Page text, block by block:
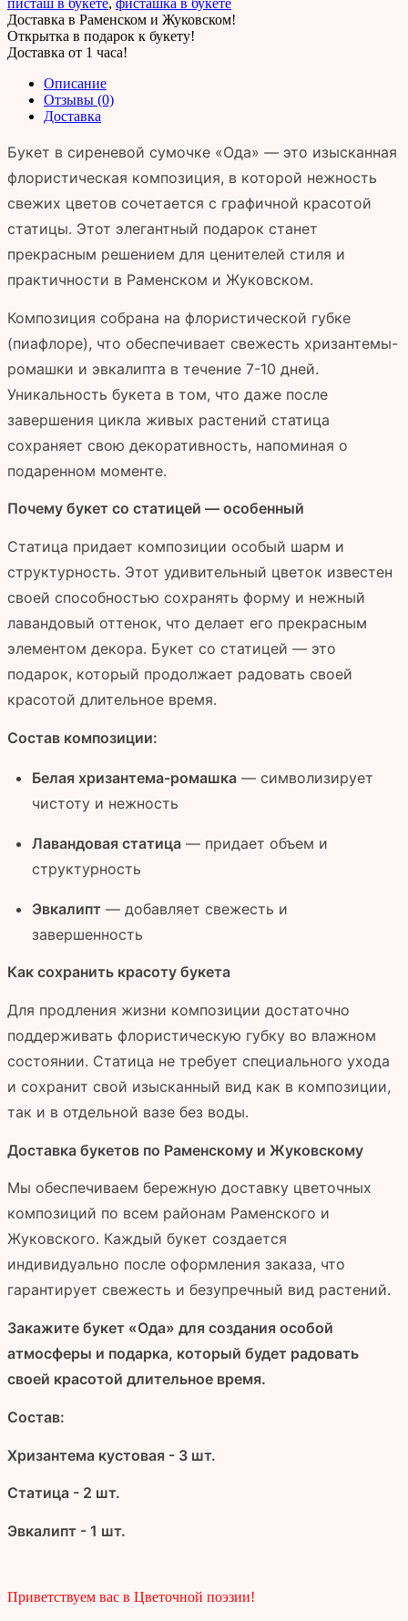
Доставка в Раменском и Жуковском!
Открытка в подарок к букету!
Доставка от 1 часа!
Описание
Отзывы (0)
Доставка
Букет в сиреневой сумочке «Ода» — это изысканная
флористическая композиция, в которой нежность
свежих цветов сочетается с графичной красотой
статицы. Этот элегантный подарок станет
прекрасным решением для ценителей стиля и
практичности в Раменском и Жуковском.
Композиция собрана на флористической губке
(пиафлоре), что обеспечивает свежесть хризантемы-
ромашки и эвкалипта в течение 7-10 дней.
Уникальность букета в том, что даже после
завершения цикла живых растений статица
сохраняет свою декоративность, напоминая о
подаренном моменте.
Почему букет со статицей — особенный
Статица придает композиции особый шарм и
структурность. Этот удивительный цветок известен
своей способностью сохранять форму и нежный
лавандовый оттенок, что делает его прекрасным
элементом декора. Букет со статицей — это
подарок, который продолжает радовать своей
красотой длительное время.
Состав композиции:
Белая хризантема-ромашка — символизирует
чистоту и нежность
Лавандовая статица — придает объем и
структурность
Эвкалипт — добавляет свежесть и
завершенность
Как сохранить красоту букета
Для продления жизни композиции достаточно
поддерживать флористическую губку во влажном
состоянии. Статица не требует специального ухода
и сохранит свой изысканный вид как в композиции,
так и в отдельной вазе без воды.
Доставка букетов по Раменскому и Жуковскому
Мы обеспечиваем бережную доставку цветочных
композиций по всем районам Раменского и
Жуковского. Каждый букет создается
индивидуально после оформления заказа, что
гарантирует свежесть и безупречный вид растений.
Закажите букет «Ода» для создания особой
атмосферы и подарка, который будет радовать
своей красотой длительное время.
Состав:
Хризантема кустовая - 3 шт.
Статица - 2 шт.
Эвкалипт - 1 шт.
Приветствуем вас в Цветочной поэзии!